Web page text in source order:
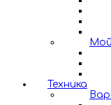
Техника